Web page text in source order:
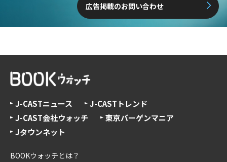
広告掲載のお問い合わせ
J-CASTニュース
J-CASTトレンド
J-CAST会社ウォッチ
東京バーゲンマニア
Jタウンネット
BOOKウォッチとは？